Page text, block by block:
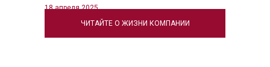
ЧИТАЙТЕ О ЖИЗНИ КОМПАНИИ
18 апреля 2025